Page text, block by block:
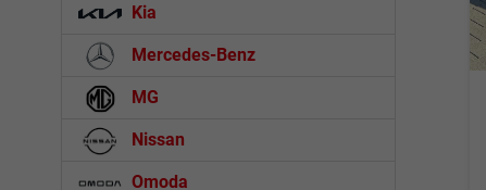
Kia
Mercedes-Benz
MG
Nissan
Omoda